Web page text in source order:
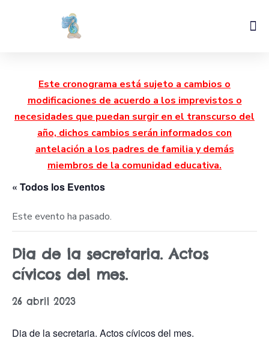
Este cronograma está sujeto a cambios o
modificaciones de acuerdo a los imprevistos o
necesidades que puedan surgir en el transcurso del
año, dichos cambios serán informados con
antelación a los padres de familia y demás
miembros de la comunidad educativa.
« Todos los Eventos
Este evento ha pasado.
Dia de la secretaria. Actos
cívicos del mes.
26 abril 2023
Dia de la secretaria. Actos cívicos del mes.